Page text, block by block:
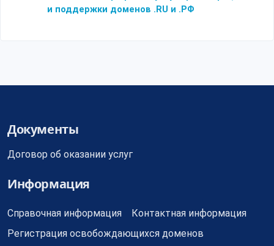
и поддержки доменов .RU и .РФ
Документы
Договор об оказании услуг
Информация
Справочная информация
Контактная информация
Регистрация освобождающихся доменов